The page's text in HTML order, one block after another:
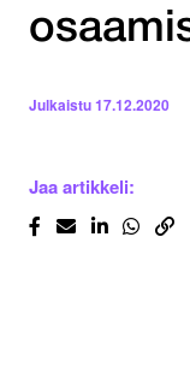
Julkaistu17.12.2020
Jaa artikkeli: